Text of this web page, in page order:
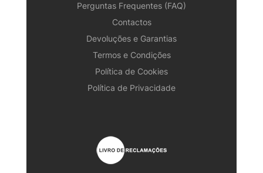
Perguntas Frequentes (FAQ)
Contactos
Devoluções e Garantias
Termos e Condições
Política de Cookies
Política de Privacidade